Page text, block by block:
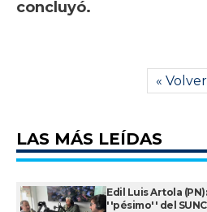
concluyó.
« Volver
LAS MÁS LEÍDAS
Edil Luis Artola
''pésimo'' del